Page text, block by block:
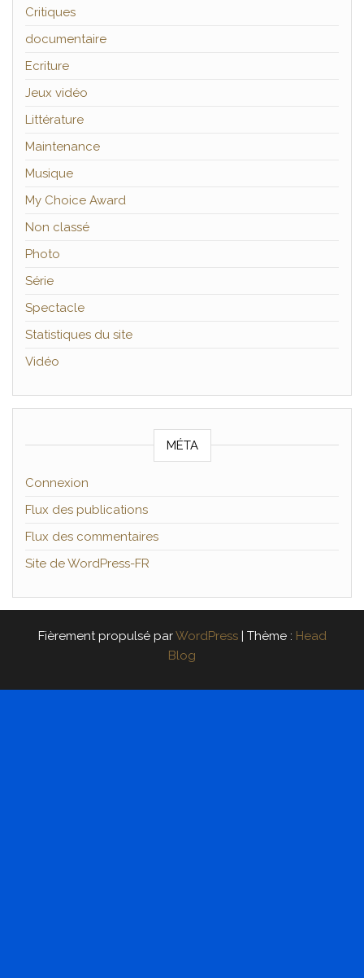
Critiques
documentaire
Ecriture
Jeux vidéo
Littérature
Maintenance
Musique
My Choice Award
Non classé
Photo
Série
Spectacle
Statistiques du site
Vidéo
MÉTA
Connexion
Flux des publications
Flux des commentaires
Site de WordPress-FR
Fièrement propulsé parWordPress | Thème : Head
Blog